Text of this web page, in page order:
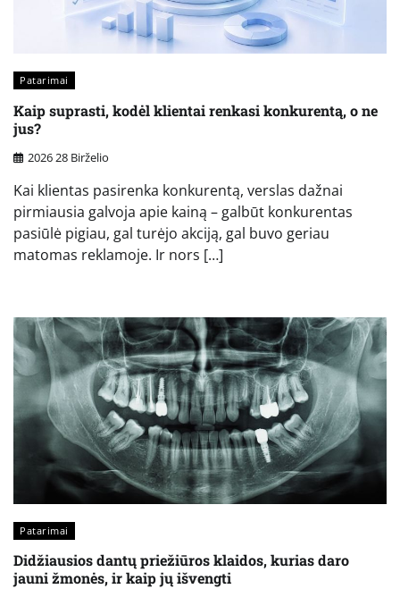
Patarimai
Kaip suprasti, kodėl klientai renkasi konkurentą, o ne
jus?
2026 28 Birželio
Kai klientas pasirenka konkurentą, verslas dažnai
pirmiausia galvoja apie kainą – galbūt konkurentas
pasiūlė pigiau, gal turėjo akciją, gal buvo geriau
matomas reklamoje. Ir nors […]
Patarimai
Didžiausios dantų priežiūros klaidos, kurias daro
jauni žmonės, ir kaip jų išvengti